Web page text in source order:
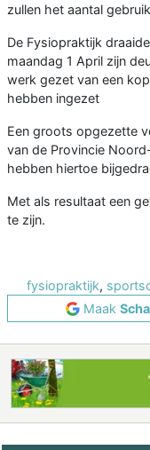
zullen het aantal
De Fysiopraktijk
maandag 1 April zijn
werk gezet van een
hebben ingezet
Een groots opgezette
van de Provincie
hebben hiertoe
Met als resultaat een
te zijn.
fysiopraktijk,
Maak